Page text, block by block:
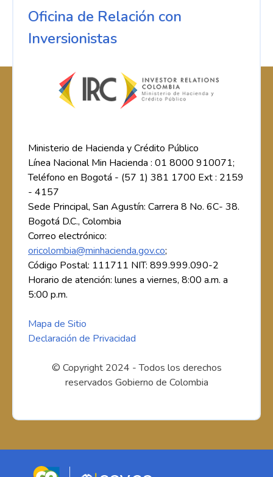
Oficina de Relación con
Inversionistas
Ministerio de Hacienda y Crédito Público
Línea Nacional Min Hacienda : 01 8000 910071;
Teléfono en Bogotá - (57 1) 381 1700 Ext : 2159
- 4157
Sede Principal, San Agustín: Carrera 8 No. 6C- 38.
Bogotá D.C., Colombia
Correo electrónico:
oricolombia@minhacienda.gov.co;
Código Postal: 111711 NIT: 899.999.090-2
Horario de atención: lunes a viernes, 8:00 a.m. a
5:00 p.m.
Mapa de Sitio
Declaración de Privacidad
© Copyright 2024 - Todos los derechos
reservados Gobierno de Colombia